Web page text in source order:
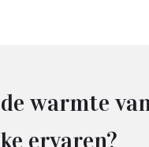
warmte
ervaren?